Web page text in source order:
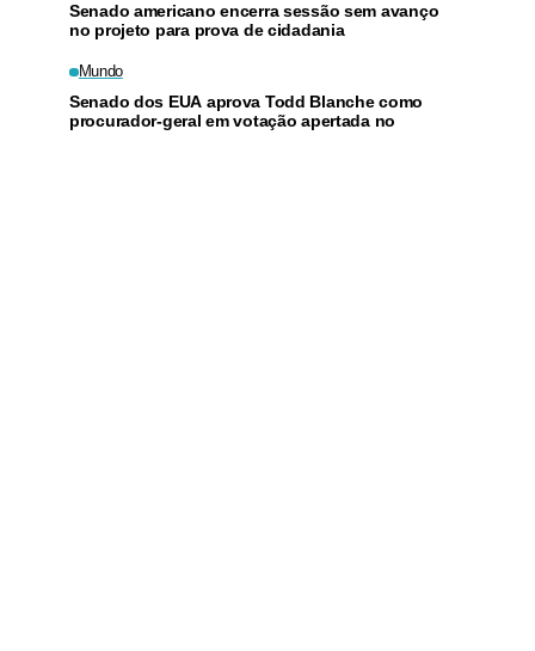
Senado americano encerra sessão sem avanço
no projeto para prova de cidadania
Mundo
Senado dos EUA aprova Todd Blanche como
procurador-geral em votação apertada no